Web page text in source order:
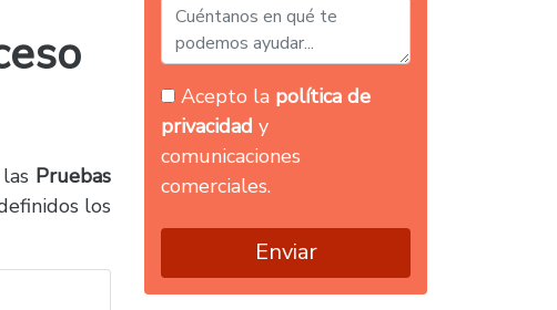
Pruebas
los
Acepto la política de
privacidad y
comunicaciones
comerciales.
Enviar